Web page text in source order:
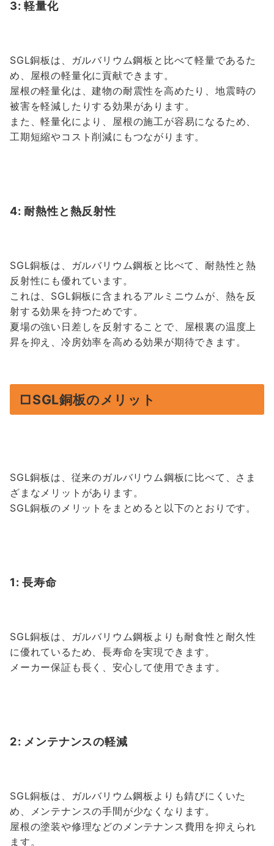
3: 軽量化
SGL銅板は、ガルバリウム鋼板と比べて軽量であるた
め、屋根の軽量化に貢献できます。
屋根の軽量化は、建物の耐震性を高めたり、地震時の
被害を軽減したりする効果があります。
また、軽量化により、屋根の施工が容易になるため、
工期短縮やコスト削減にもつながります。
4: 耐熱性と熱反射性
SGL銅板は、ガルバリウム鋼板と比べて、耐熱性と熱
反射性にも優れています。
これは、SGL銅板に含まれるアルミニウムが、熱を反
射する効果を持つためです。
夏場の強い日差しを反射することで、屋根裏の温度上
昇を抑え、冷房効率を高める効果が期待できます。
□SGL銅板のメリット
SGL銅板は、従来のガルバリウム鋼板に比べて、さま
ざまなメリットがあります。
SGL銅板のメリットをまとめると以下のとおりです。
1: 長寿命
SGL銅板は、ガルバリウム鋼板よりも耐食性と耐久性
に優れているため、長寿命を実現できます。
メーカー保証も長く、安心して使用できます。
2: メンテナンスの軽減
SGL銅板は、ガルバリウム鋼板よりも錆びにくいた
め、メンテナンスの手間が少なくなります。
屋根の塗装や修理などのメンテナンス費用を抑えられ
ます。